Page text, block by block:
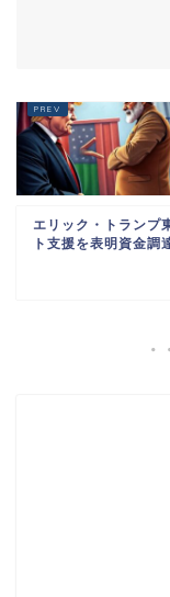
エリック・トランプ
ト支援を表明資金調